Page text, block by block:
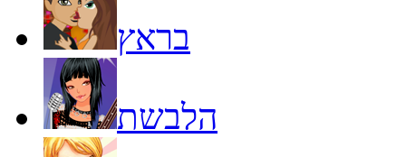
בראץ
הלבשת